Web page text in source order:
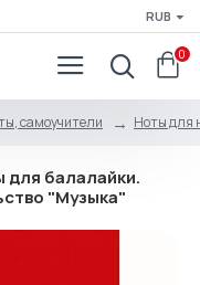
RUB
0
самоучители Ноты для
для балалайки.
"Музыка"